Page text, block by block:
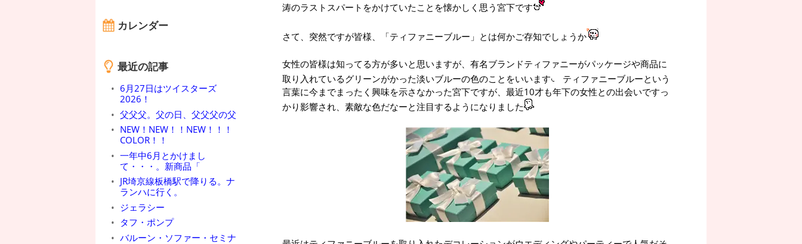
カレンダー
最近の記事
6月27日はツイスターズ
2026！
父父父。父の日、父父父の父
NEW！NEW！！NEW！！！
COLOR！！
一年中6月とかけまし
て・・・。新商品「
JR埼京線板橋駅で降りる。ナ
ランハに行く。
ジェラシー
タフ・ポンプ
バルーン・ソファー・セミナ
涛のラストスパートをかけていたことを懐かしく思う宮下です
さて、突然ですが皆様、「ティファニーブルー」とは何かご存知でしょうか
女性の皆様は知ってる方が多いと思いますが、有名ブランドティファニーがパッケージや商品に
取り入れているグリーンがかった淡いブルーの色のことをいいます
ティファニーブルーという
言葉に今までまったく興味を示さなかった宮下ですが、最近10才も年下の女性との出会いですっ
かり影響され、素敵な色だなーと注目するようになりました